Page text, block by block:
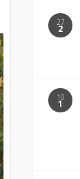
27
2
10
1